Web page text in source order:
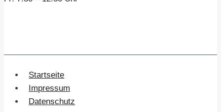
Startseite
Impressum
Datenschutz